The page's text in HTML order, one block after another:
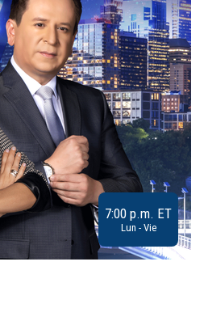
7:00 p.m. ET
Lun - Vie